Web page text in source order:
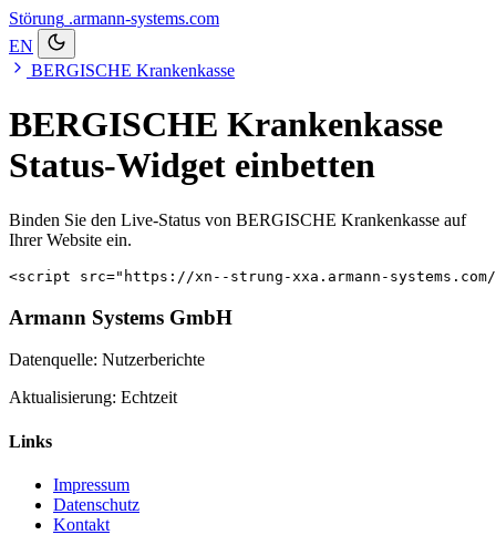
Störung .armann-systems.com
EN
BERGISCHE Krankenkasse
BERGISCHE Krankenkasse
Status-Widget einbetten
Binden Sie den Live-Status von BERGISCHE Krankenkasse auf
Ihrer Website ein.
<script src="https://xn--strung-xxa.armann-systems.com/
Armann Systems GmbH
Datenquelle: Nutzerberichte
Aktualisierung: Echtzeit
Links
Impressum
Datenschutz
Kontakt